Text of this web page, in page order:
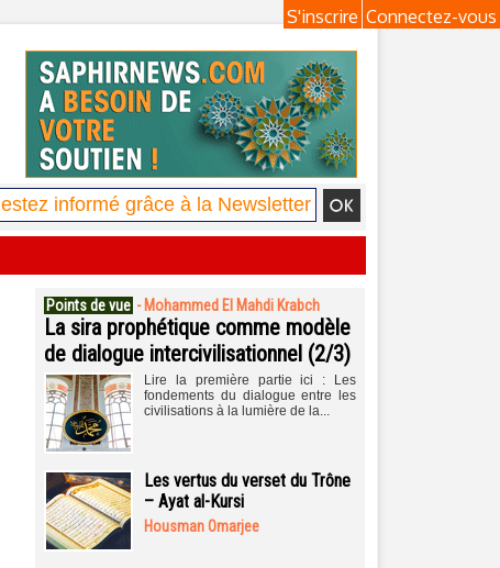
Connectez-vous
S'inscrire
Points de vue - Mohammed El Mahdi Krabch
La sira prophétique comme modèle
de dialogue intercivilisationnel (2/3)
Lire la première partie ici : Les
fondements du dialogue entre les
civilisations à la lumière de la...
Les vertus du verset du Trône
– Ayat al-Kursi
Housman Omarjee